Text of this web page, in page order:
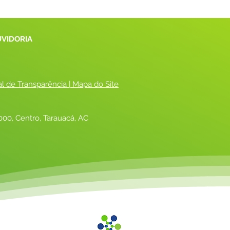
de Transparência | Mapa do Site
Centro, Tarauacá, AC